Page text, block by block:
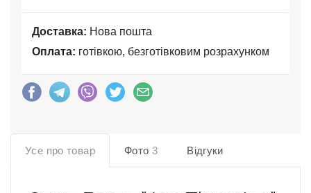
Доставка: Нова пошта
Оплата: готівкою, безготівковим розрахунком
Усе про товар Фото 3 Відгуки